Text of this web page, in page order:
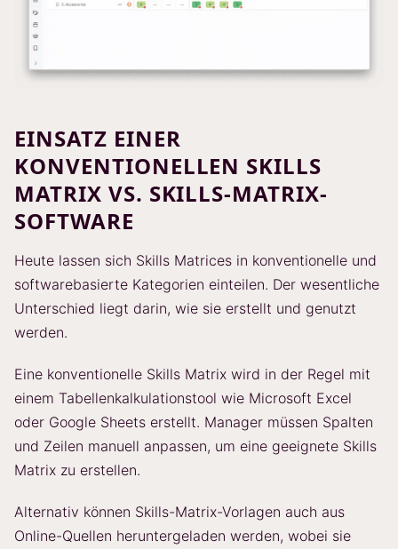
EINSATZ EINER
KONVENTIONELLEN SKILLS
MATRIX VS. SKILLS-MATRIX-
SOFTWARE
Heute lassen sich Skills Matrices in konventionelle und
softwarebasierte Kategorien einteilen. Der wesentliche
Unterschied liegt darin, wie sie erstellt und genutzt
werden.
Eine konventionelle Skills Matrix wird in der Regel mit
einem Tabellenkalkulationstool wie Microsoft Excel
oder Google Sheets erstellt. Manager müssen Spalten
und Zeilen manuell anpassen, um eine geeignete Skills
Matrix zu erstellen.
Alternativ können Skills-Matrix-Vorlagen auch aus
Online-Quellen heruntergeladen werden, wobei sie